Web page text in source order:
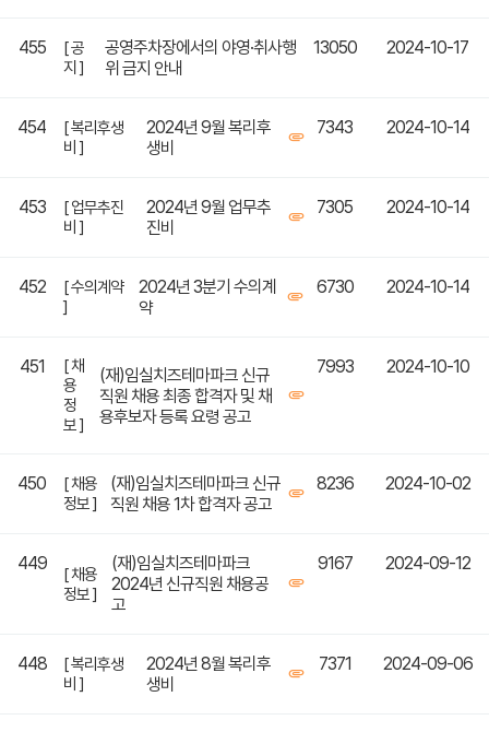
455
[ 공
지 ]
공영주차장에서의 야영·취사행
위 금지 안내
13050 2024-10-17
454
[ 복리후생
비 ]
2024년 9월 복리후
생비
7343 2024-10-14
453
[ 업무추진
비 ]
2024년 9월 업무추
진비
7305 2024-10-14
452
[ 수의계약
]
2024년 3분기 수의계
약
6730 2024-10-14
451
[ 채
용
정
보 ]
(재)임실치즈테마파크 신규
직원 채용 최종 합격자 및 채
용후보자 등록 요령 공고
7993 2024-10-10
450
[ 채용
정보 ]
(재)임실치즈테마파크 신규
직원 채용 1차 합격자 공고
8236 2024-10-02
449
[ 채용
정보 ]
(재)임실치즈테마파크
2024년 신규직원 채용공
고
9167 2024-09-12
448
[ 복리후생
비 ]
2024년 8월 복리후
생비
7371 2024-09-06